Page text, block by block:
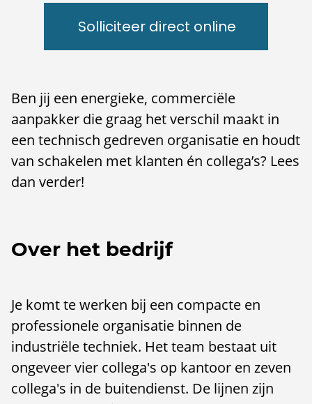
Solliciteer direct online
Ben jij een energieke, commerciële
aanpakker die graag het verschil maakt in
een technisch gedreven organisatie en houdt
van schakelen met klanten én collega’s? Lees
dan verder!
Over het bedrijf
Je komt te werken bij een compacte en
professionele organisatie binnen de
industriële techniek. Het team bestaat uit
ongeveer vier collega's op kantoor en zeven
collega's in de buitendienst. De lijnen zijn